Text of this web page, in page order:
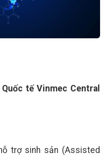
tế Vinmec Central
trợ sinh sản (Assisted